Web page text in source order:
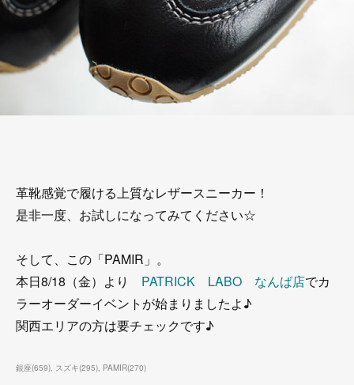
革靴感覚で履ける上質なレザースニーカー！
是非一度、お試しになってみてください☆
そして、この「PAMIR」。
本日8/18（金）より PATRICK LABO なんば店でカ
ラーオーダーイベントが始まりましたよ♪
関西エリアの方は要チェックです♪
銀座(659) スズキ(295) PAMIR(270)